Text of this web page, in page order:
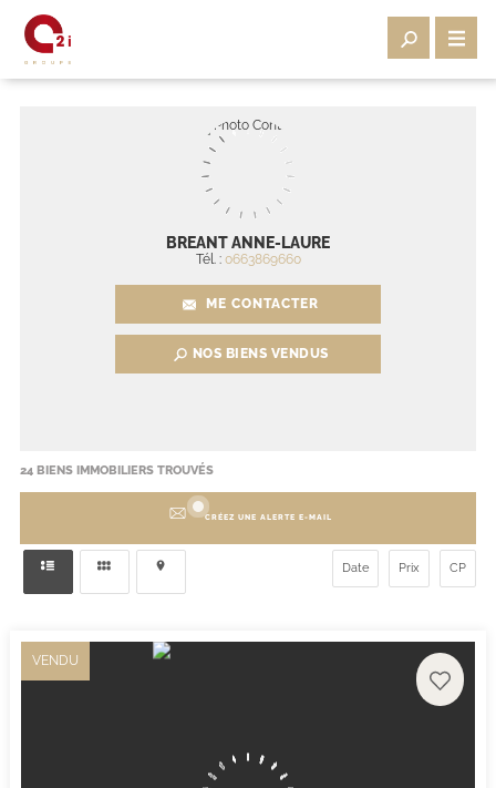
BREANT ANNE-LAURE
Tél. : 0663869660
ME CONTACTER
NOS BIENS VENDUS
24 BIENS IMMOBILIERS TROUVÉS
CRÉEZ UNE ALERTE E-MAIL
Date Prix CP
VENDU